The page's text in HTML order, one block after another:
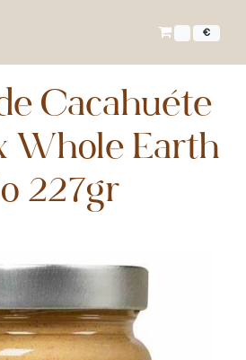
€
Cacahuète
Whole Earth
227gr